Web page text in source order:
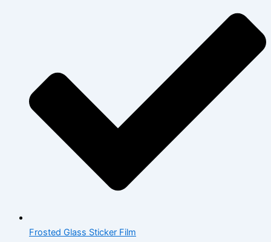
Frosted Glass Sticker Film